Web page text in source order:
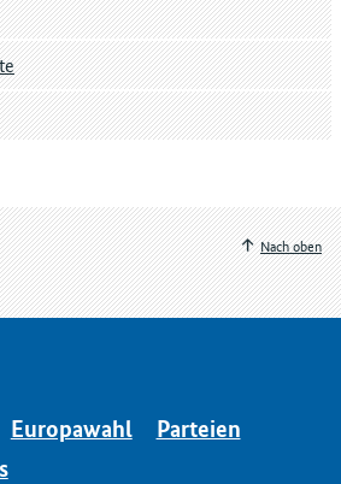
Nach oben
Europawahl
Parteien